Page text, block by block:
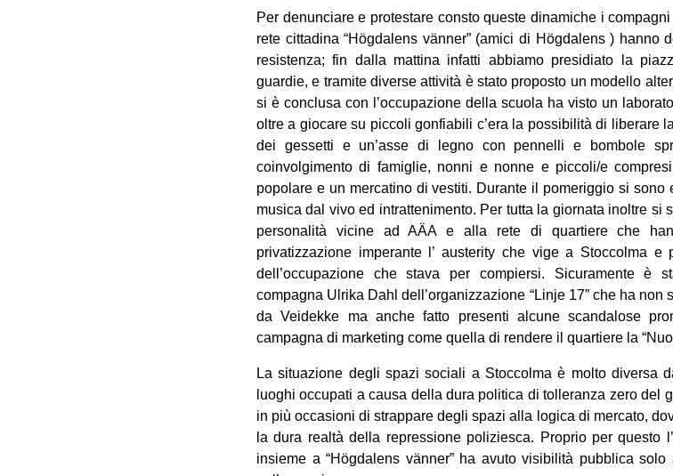
Per denunciare e protestare consto queste dinamiche i
rete cittadina “Högdalens vänner” (amici di Högdalens ) hanno
resistenza; fin dalla mattina infatti abbiamo presidiato la
guardie, e tramite diverse attività è stato proposto un modello
si è conclusa con l’occupazione della scuola ha visto un
oltre a giocare su piccoli gonfiabili c’era la possibilità di liberare
dei gessetti e un’asse di legno con pennelli e bombole
coinvolgimento di famiglie, nonni e nonne e piccoli/e
popolare e un mercatino di vestiti. Durante il pomeriggio si
musica dal vivo ed intrattenimento. Per tutta la giornata inoltre si
personalità vicine ad AÄA e alla rete di quartiere che
privatizzazione imperante l’ austerity che vige a Stoccolma e
dell’occupazione che stava per compiersi. Sicuramente è
compagna Ulrika Dahl dell’organizzazione “Linje 17” che ha
da Veidekke ma anche fatto presenti alcune scandalose
campagna di marketing come quella di rendere il quartiere la
La situazione degli spazi sociali a Stoccolma è molto diversa
luoghi occupati a causa della dura politica di tolleranza zero del
in più occasioni di strappare degli spazi alla logica di mercato,
la dura realtà della repressione poliziesca. Proprio per questo
insieme a “Högdalens vänner” ha avuto visibilità pubblica